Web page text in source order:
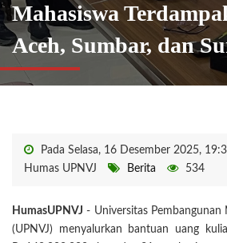
Mahasiswa
Aceh, Sumbar, dan
Pada Selasa, 16 Desember 2025,
Humas UPNVJ
Berita 534
HumasUPNVJ - Universitas Pembangunan
(UPNVJ) menyalurkan bantuan uang